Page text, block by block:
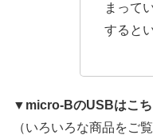
まって
すると
▼micro-BのUSBはこち
（いろいろな商品をご